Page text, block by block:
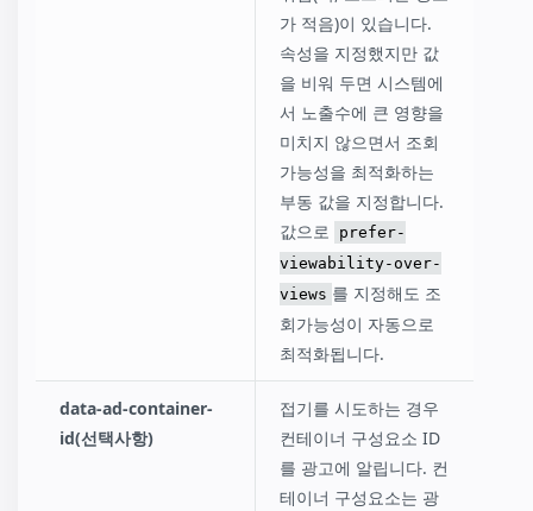
가 적음)이 있습니다.
속성을 지정했지만 값
을 비워 두면 시스템에
서 노출수에 큰 영향을
미치지 않으면서 조회
가능성을 최적화하는
부동 값을 지정합니다.
값으로
prefer-
viewability-over-
views 를 지정해도 조
회가능성이 자동으로
최적화됩니다.
data-ad-container-
id(선택사항)
접기를 시도하는 경우
컨테이너 구성요소 ID
를 광고에 알립니다. 컨
테이너 구성요소는 광